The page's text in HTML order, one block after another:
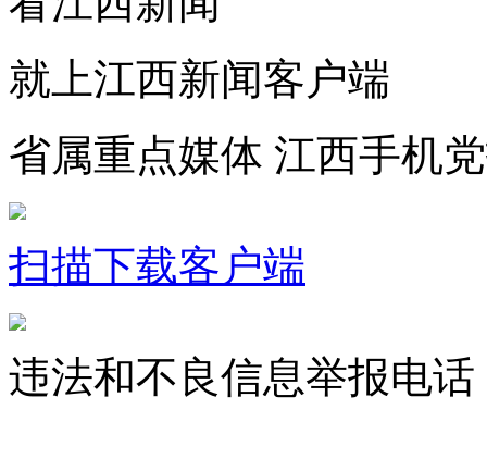
就上江西新闻客户端
省属重点媒体 江西手机
扫描下载客户端
违法和不良信息举报电